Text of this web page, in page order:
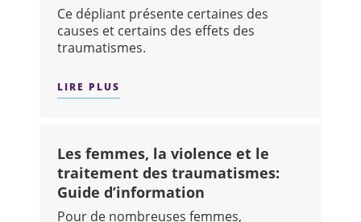
Ce dépliant présente certaines des
causes et certains des effets des
traumatismes.
LIRE PLUS
Les femmes, la violence et le
traitement des traumatismes:
Guide d’information
Pour de nombreuses femmes,